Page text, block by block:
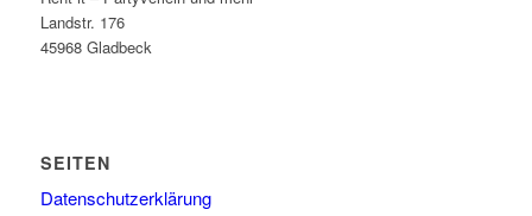
Landstr. 176
45968 Gladbeck
SEITEN
Datenschutzerklärung